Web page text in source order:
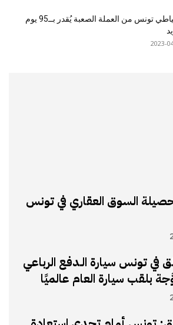
احتياطي تونس من العملة الصعبة يُقدر بــ95 يوم
2023-
السوق العقاري في تونس
في تونس سيارة الـدفع الرباعي